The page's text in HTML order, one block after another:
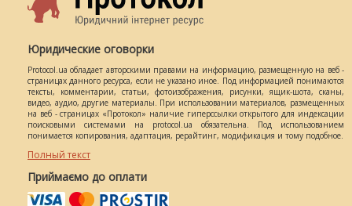
Юридические оговорки
Protocol.ua обладает авторскими правами на информацию, размещенную на веб -
страницах данного ресурса, если не указано иное. Под информацией понимаются
тексты, комментарии, статьи, фотоизображения, рисунки, ящик-шота, сканы,
видео, аудио, другие материалы. При использовании материалов, размещенных
на веб - страницах «Протокол» наличие гиперссылки открытого для индексации
поисковыми системами на protocol.ua обязательна. Под использованием
понимается копирования, адаптация, рерайтинг, модификация и тому подобное.
Полный текст
Приймаємо до оплати